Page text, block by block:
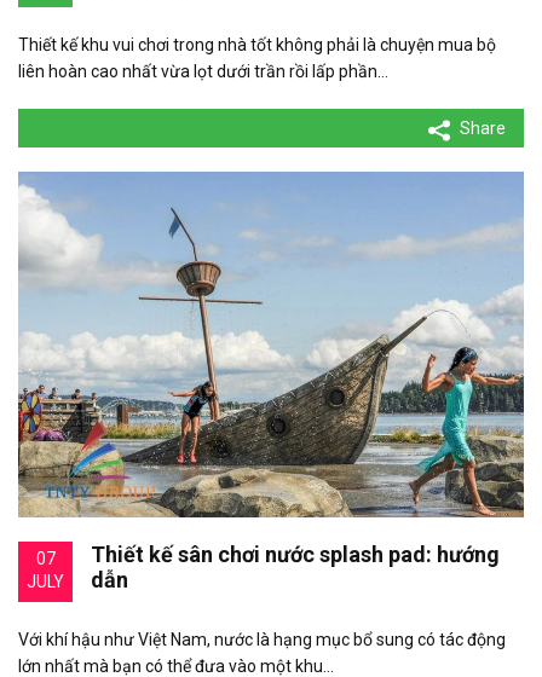
Thiết kế khu vui chơi trong nhà tốt không phải là chuyện mua bộ
liên hoàn cao nhất vừa lọt dưới trần rồi lấp phần…
Share
07
JULY
Thiết kế sân chơi nước splash pad: hướng
dẫn
Với khí hậu như Việt Nam, nước là hạng mục bổ sung có tác động
lớn nhất mà bạn có thể đưa vào một khu…